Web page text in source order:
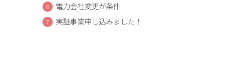
電力会社変更が条件
実証事業申し込みました！